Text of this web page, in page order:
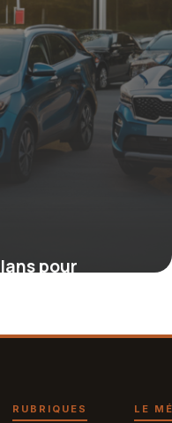
pour
RUBRIQUES LE